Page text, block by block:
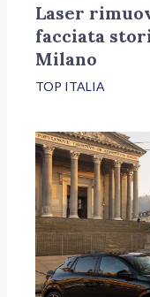
Laser
facciata
Milano
TOP ITALIA